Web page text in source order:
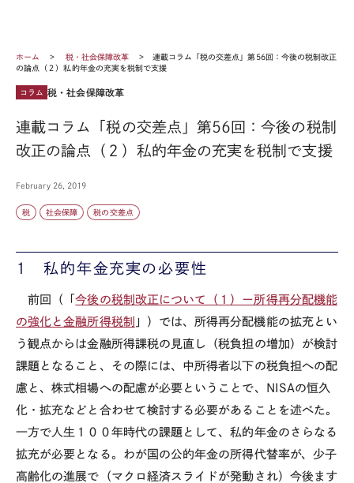
ホーム 税・社会保障改革
連載コラム「税の交差点」第56回：今後の税制改正
の論点（２）私的年金の充実を税制で支援
コラム 税・社会保障改革
連載コラム「税の交差点」第56回：今後の税制
改正の論点（２）私的年金の充実を税制で支援
February 26, 2019
税 社会保障 税の交差点
１ 私的年金充実の必要性
前回（「今後の税制改正について（１）ー所得再分配機能
の強化と金融所得税制 」）では、所得再分配機能の拡充とい
う観点からは金融所得課税の見直し（税負担の増加）が検討
課題となること、その際には、中所得者以下の税負担への配
慮と、株式相場への配慮が必要ということで、 NISAの恒久
化・拡充などと合わせて検討する必要があることを述べた。
一方で人生１００年時代の課題として、私的年金のさらなる
拡充が必要となる。わが国の公的年金の所得代替率が、少子
高齢化の進展で（マクロ経済スライドが発動され）今後ます